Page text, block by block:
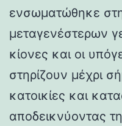
ενσωματώθηκε
μεταγενέστερων
κίονες και οι
στηρίζουν μέχρι
κατοικίες και
αποδεικνύοντας